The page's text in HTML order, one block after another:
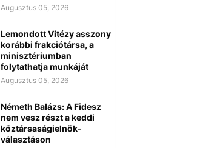
Augusztus 05, 2026
Lemondott Vitézy asszony
korábbi frakciótársa, a
minisztériumban
folytathatja munkáját
Augusztus 05, 2026
Németh Balázs: A Fidesz
nem vesz részt a keddi
köztársaságielnök-
választáson